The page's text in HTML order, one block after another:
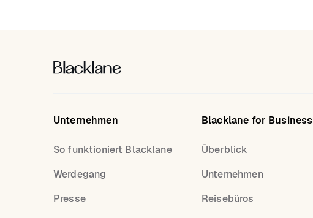
Unternehmen
So funktioniert Blacklane
Werdegang
Presse
Blacklane for Business
Überblick
Unternehmen
Reisebüros